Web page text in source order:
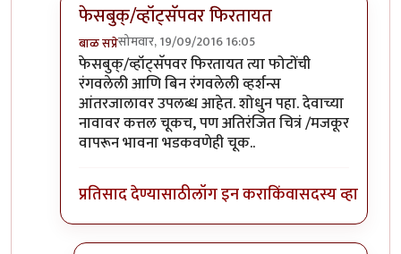
फेसबुक्/व्हॉट्सॅपवर फिरतायत
बाळ सप्रेसोमवार, 19/09/2016 16:05
In reply toफोफावणार!byप्रदीप
फेसबुक्/व्हॉट्सॅपवर फिरतायत त्या फोटोंची
रंगवलेली आणि बिन रंगवलेली व्हर्शन्स
आंतरजालावर उपलब्ध आहेत. शोधुन पहा. देवाच्या
नावावर कत्तल चूकच, पण अतिरंजित चित्रं /मजकूर
वापरून भावना भडकवणेही चूक..
प्रतिसाद देण्यासाठीलॉग इन कराकिंवासदस्य व्हा